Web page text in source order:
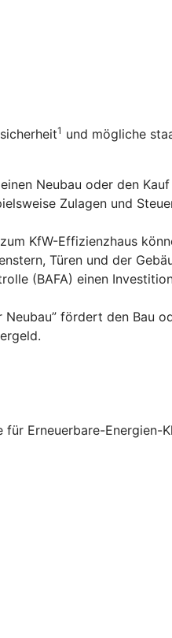
1 und mögliche
Neubau oder den
Zulagen und
KfW-Effizienzhaus
Türen und der
(BAFA) einen
Neubau” fördert den Bau
Erneuerbare-Energien-